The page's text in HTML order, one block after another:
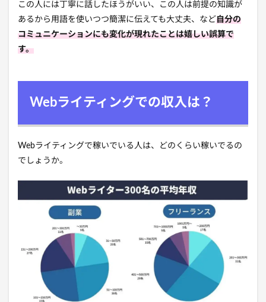
この人には丁寧に話したほうがいい、この人は前提の知識が
あるから用語を使いつつ簡潔に伝えても大丈夫、など自分の
コミュニケーションにも変化が現れたことは嬉しい誤算で
す。
Webライティングでの収入は？
Webライティングで稼いでいる人は、どのくらい稼いでるの
でしょうか。